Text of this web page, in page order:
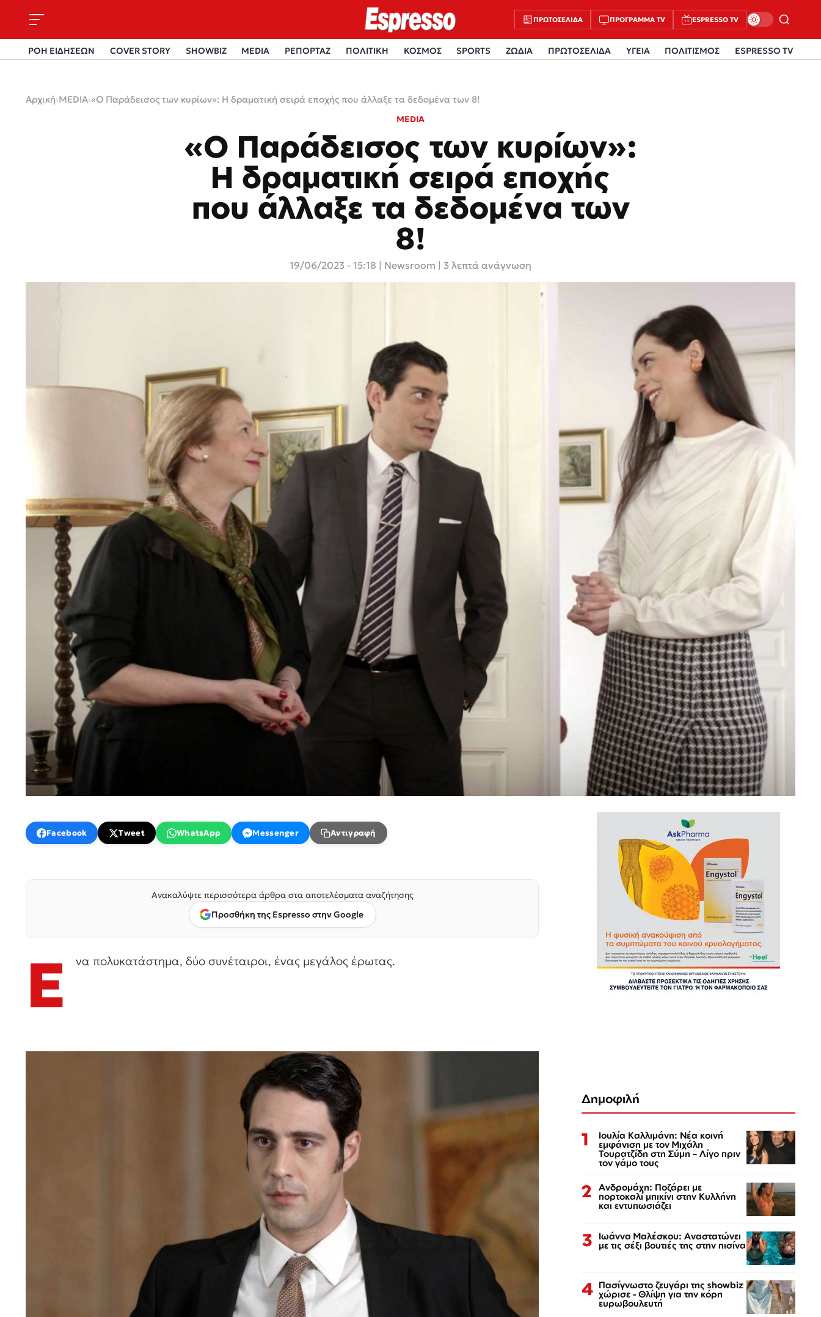
ΠΡΩΤΟΣΈΛΙΔΑ ΠΡΌΓΡΑΜΜΑ TV ESPRESSO TV
ΡΟΗ ΕΙΔΗΣΕΩΝ COVER STORY SHOWBIZ MEDIA ΡΕΠΟΡΤΑΖ ΠΟΛΙΤΙΚΗ ΚΟΣΜΟΣ SPORTS ΖΩΔΙΑ ΠΡΩΤΟΣΕΛΙΔΑ ΥΓΕΙΑ ΠΟΛΙΤΙΣΜΟΣ ESPRESSO TV
Αρχική›MEDIA›«Ο Παράδεισος των κυρίων»: Η δραματική σειρά εποχής που άλλαξε τα δεδομένα των 8!
MEDIA
«Ο Παράδεισος των κυρίων»:
Η δραματική σειρά εποχής
που άλλαξε τα δεδομένα των
8!
19/06/2023 - 15:18 Newsroom | 3 λεπτά ανάγνωση
Facebook Tweet WhatsApp Messenger Αντιγραφή
Ανακαλύψτε περισσότερα άρθρα στα αποτελέσματα αναζήτησης
Προσθήκη της Espresso στην Google
Έ να πολυκατάστημα, δύο συνέταιροι, ένας μεγάλος έρωτας.
Δημοφιλή
1 Ιουλία Καλλιμάνη: Νέα κοινή
εμφάνιση με τον Μιχάλη
Τουρατζίδη στη Σύμη – Λίγο πριν
τον γάμο τους
2 Ανδρομάχη: Ποζάρει με
πορτοκαλί μπικίνι στην Κυλλήνη
και εντυπωσιάζει
3 Ιωάννα Μαλέσκου: Αναστατώνει
με τις σέξι βουτιές της στην πισίνα
4 Πασίγνωστο ζευγάρι της showbiz
χώρισε - Θλίψη για την κόρη
ευρωβουλευτή